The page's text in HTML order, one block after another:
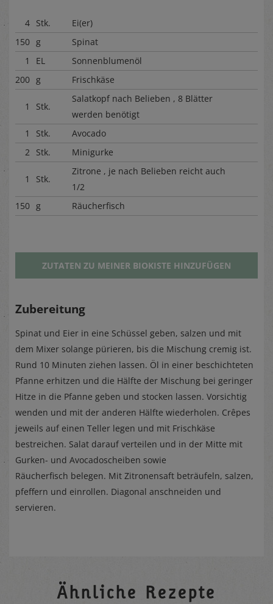
4 Stk.
Ei(er)
150 g
Spinat
1
EL
Sonnenblumenöl
200 g Frischkäse
1 Stk.
Salatkopf nach Belieben , 8 Blätter
werden benötigt
1
Stk.
Avocado
2 Stk. Minigurke
1 Stk.
Zitrone , je nach Belieben reicht auch
1/2
150 g Räucherfisch
ZUTATEN ZU MEINER BIOKISTE HINZUFÜGEN
Zubereitung
Spinat und Eier in eine Schüssel geben, salzen und mit
dem Mixer solange pürieren, bis die Mischung cremig ist.
Rund 10 Minuten ziehen lassen. Öl in einer beschichteten
Pfanne erhitzen und die Hälfte der Mischung bei geringer
Hitze in die Pfanne geben und stocken lassen. Vorsichtig
wenden und mit der anderen Hälfte wiederholen. Crêpes
jeweils auf einen Teller legen und mit Frischkäse
bestreichen. Salat darauf verteilen und in der Mitte mit
Gurken- und Avocadoscheiben sowie
Räucherfisch belegen. Mit Zitronensaft beträufeln, salzen,
pfeffern und einrollen. Diagonal anschneiden und
servieren.
Ähnliche Rezepte